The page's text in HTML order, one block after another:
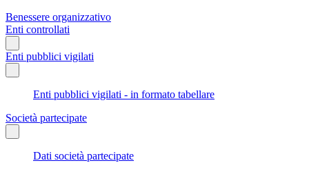
Benessere organizzativo
Enti controllati
Enti pubblici vigilati
Enti pubblici vigilati - in formato tabellare
Società partecipate
Dati società partecipate